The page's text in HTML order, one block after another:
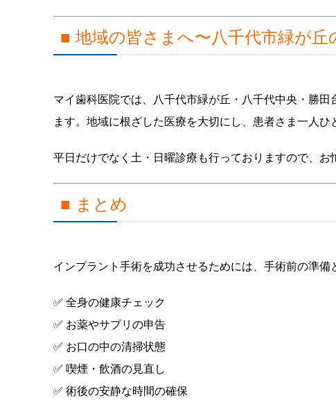
■ 地域の皆さまへ〜八千代市緑が丘
マイ歯科医院では、八千代市緑が丘・八千代中央・勝
ます。地域に根ざした医療を大切にし、患者さま一人
平日だけでなく土・日曜診療も行っておりますので、お
■ まとめ
インプラント手術を成功させるためには、手術前の準備
✅ 全身の健康チェック
✅ お薬やサプリの申告
✅ お口の中の清掃状態
✅ 喫煙・飲酒の見直し
✅ 術後の安静な時間の確保